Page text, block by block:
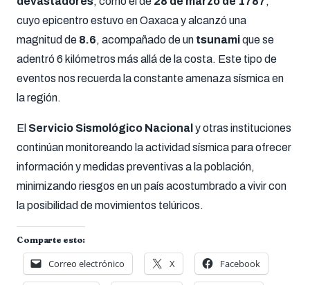
cuyo epicentro estuvo en Oaxaca y alcanzó una
magnitud de 8.6, acompañado de un tsunamique se
adentró 6 kilómetros más allá de la costa. Este tipo de
eventos nos recuerda la constante amenaza sísmica en
la región.
El Servicio Sismológico Nacional y otras instituciones
continúan monitoreando la actividad sísmica para ofrecer
información y medidas preventivas a la población,
minimizando riesgos en un país acostumbrado a vivir con
la posibilidad de movimientos telúricos.
Comparte esto:
Correo electrónico X Facebook